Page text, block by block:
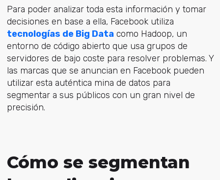
Para poder analizar toda esta información y tomar
decisiones en base a ella, Facebook utiliza
tecnologías de Big Datacomo Hadoop, un
entorno de código abierto que usa grupos de
servidores de bajo coste para resolver problemas. Y
las marcas que se anuncian en Facebook pueden
utilizar esta auténtica mina de datos para
segmentar a sus públicos con un gran nivel de
precisión.
Cómo se segmentan